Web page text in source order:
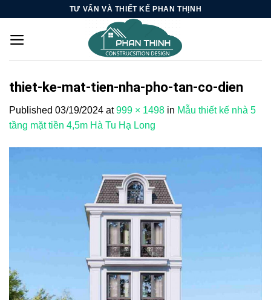
content
TƯ VẤN VÀ THIẾT KẾ PHAN THỊNH
thiet-ke-mat-tien-nha-pho-tan-co-dien
Published 03/19/2024 at999 × 1498 in Mẫu thiết kế nhà 5
tầng mặt tiền 4,5m Hà Tu Hạ Long